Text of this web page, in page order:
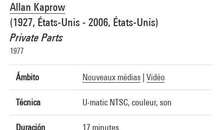
Allan Kaprow
(1927, États-Unis - 2006, États-Unis)
Private Parts
1977
Ámbito Nouveaux médias Vidéo
Técnica U-matic NTSC, couleur, son
Duración 17 minutes